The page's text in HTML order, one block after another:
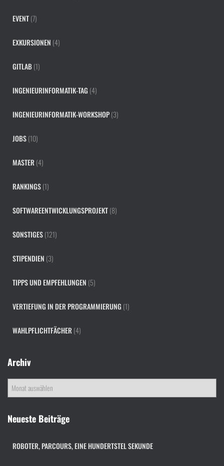
EVENT(7)
EXKURSIONEN (4)
GITLAB(1)
INGENIEURINFORMATIK-TAG (4)
INGENIEURINFORMATIK-WORKSHOP(3)
JOBS(10)
MASTER (4)
RANKINGS(1)
SOFTWAREENTWICKLUNGSPROJEKT(8)
SONSTIGES(121)
STIPENDIEN (3)
TIPPS UND EMPFEHLUNGEN (5)
VERTIEFUNG IN DER PROGRAMMIERUNG (1)
WAHLPFLICHTFÄCHER (4)
Archiv
h
Neueste Beiträge
ROBOTER, PARCOURS, EINE HUNDERTSTEL SEKUNDE